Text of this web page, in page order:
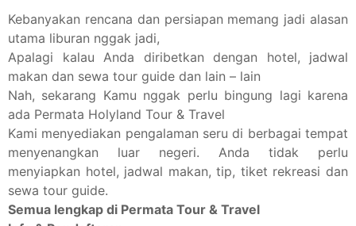
Kebanyakan rencana dan persiapan memang jadi alasan
utama liburan nggak jadi,
Apalagi kalau Anda diribetkan dengan hotel, jadwal
makan dan sewa tour guide dan lain – lain
Nah, sekarang Kamu nggak perlu bingung lagi karena
ada Permata Holyland Tour & Travel
Kami menyediakan pengalaman seru di berbagai tempat
menyenangkan luar negeri. Anda tidak perlu
menyiapkan hotel, jadwal makan, tip, tiket rekreasi dan
sewa tour guide.
Semua lengkap di Permata Tour & Travel